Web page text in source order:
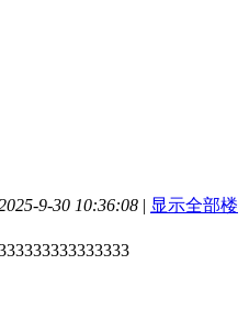
9-30 10:36:08 | 显示全部楼